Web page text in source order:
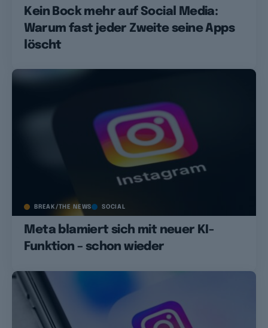
Kein Bock mehr auf Social Media:
Warum fast jeder Zweite seine Apps
löscht
BREAK/THE NEWS SOCIAL
Meta blamiert sich mit neuer KI-
Funktion – schon wieder